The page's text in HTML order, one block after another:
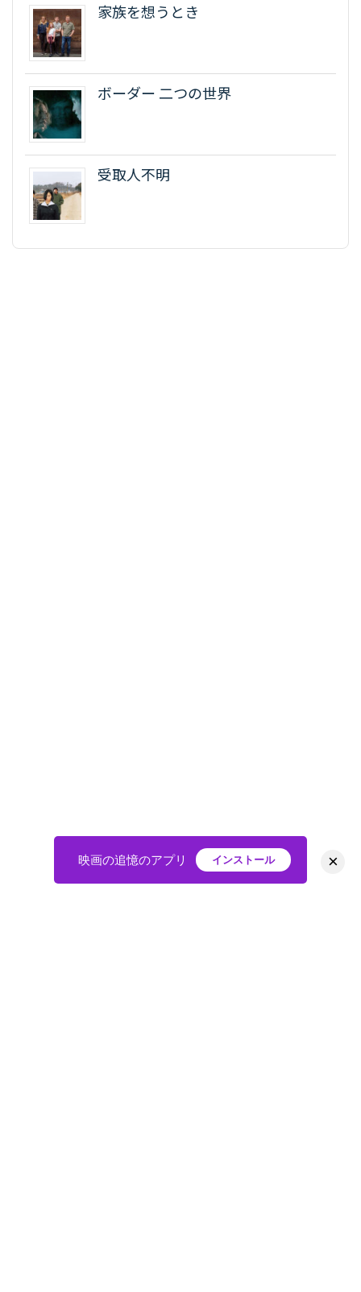
家族を想うとき
ボーダー 二つの世界
受取人不明
映画の追憶のアプリ インストール ×